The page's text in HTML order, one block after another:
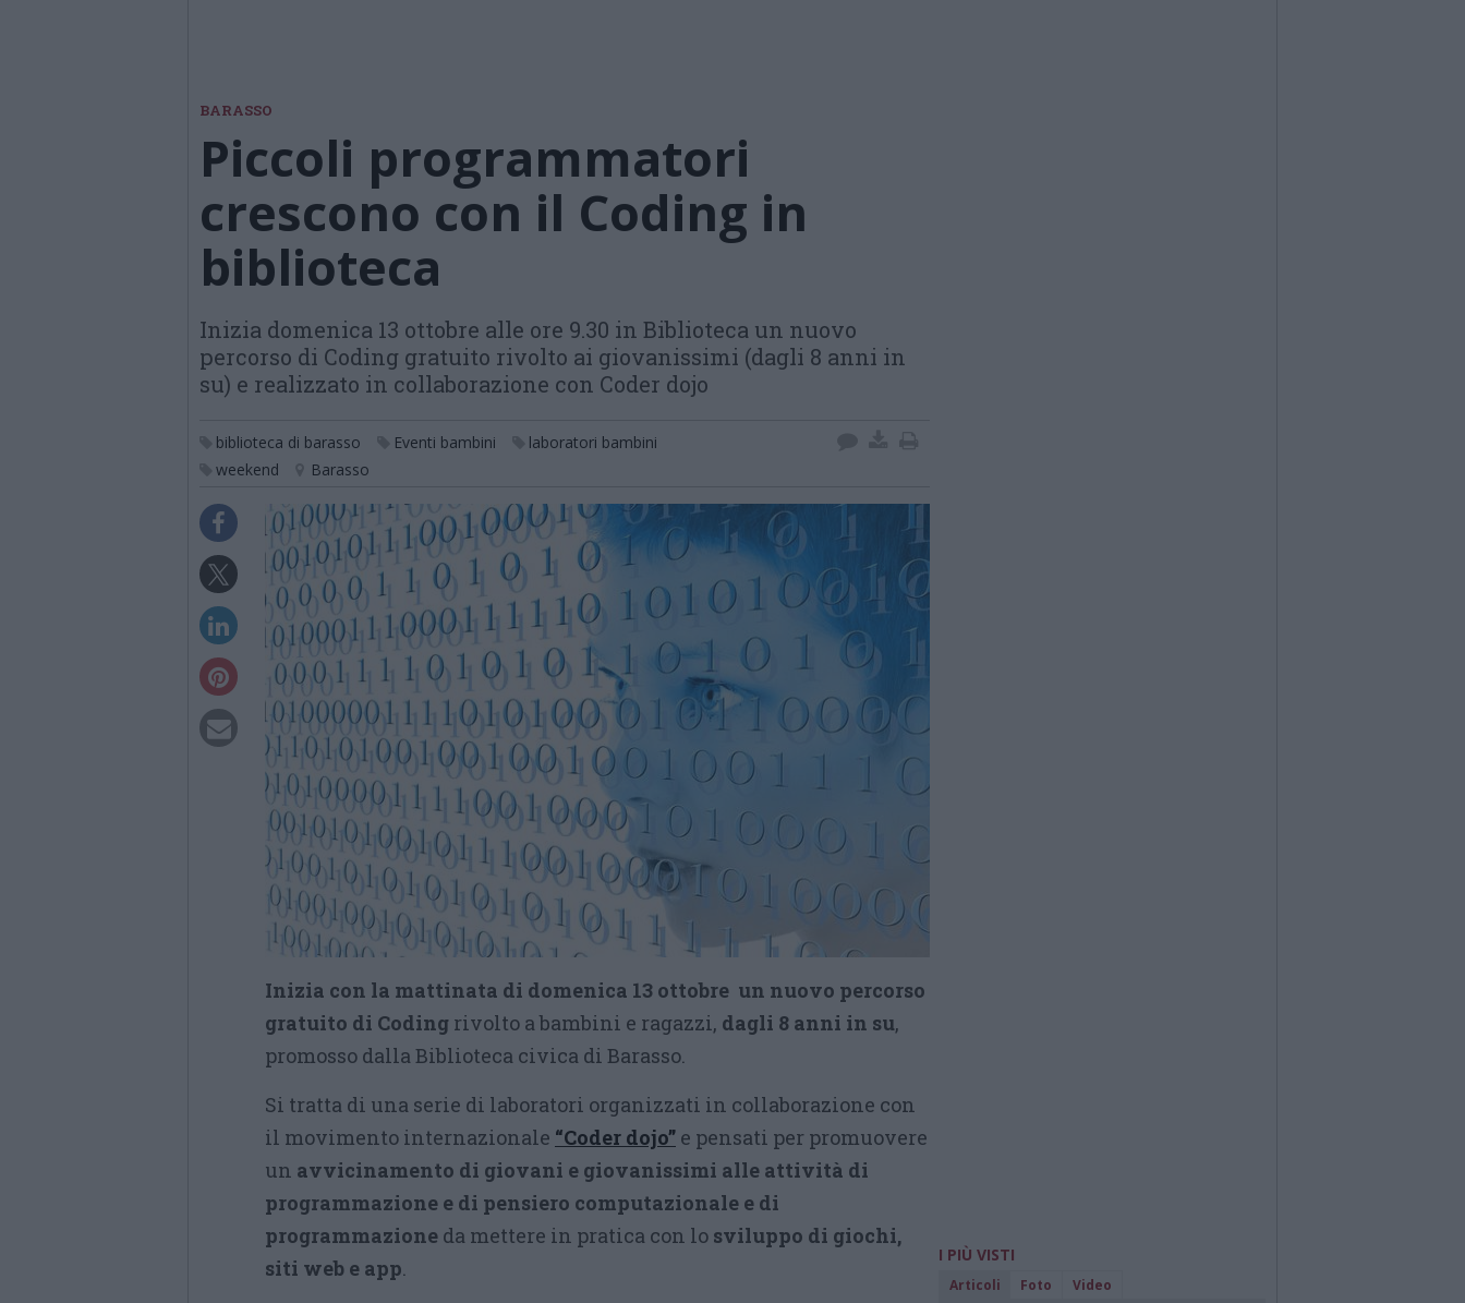
BARASSO
Piccoli programmatori
crescono con il Coding in
biblioteca
Inizia domenica 13 ottobre alle ore 9.30 in Biblioteca un nuovo
percorso di Coding gratuito rivolto ai giovanissimi (dagli 8 anni in
su) e realizzato in collaborazione con Coder dojo
biblioteca di barasso Eventi bambini
laboratori bambini
weekend
Barasso
Inizia con la mattinata di domenica 13 ottobre un nuovo percorso
gratuito di Coding rivolto a bambini e ragazzi, dagli 8 anni in su,
promosso dalla Biblioteca civica di Barasso.
Si tratta di una serie di laboratori organizzati in collaborazione con
il movimento internazionale “Coder dojo” e pensati per promuovere
un avvicinamento di giovani e giovanissimi alle attività di
programmazione e di pensiero computazionale e di
programmazione da mettere in pratica con lo sviluppo di giochi,
siti web e app.
I PIÙ VISTI
Articoli Foto Video